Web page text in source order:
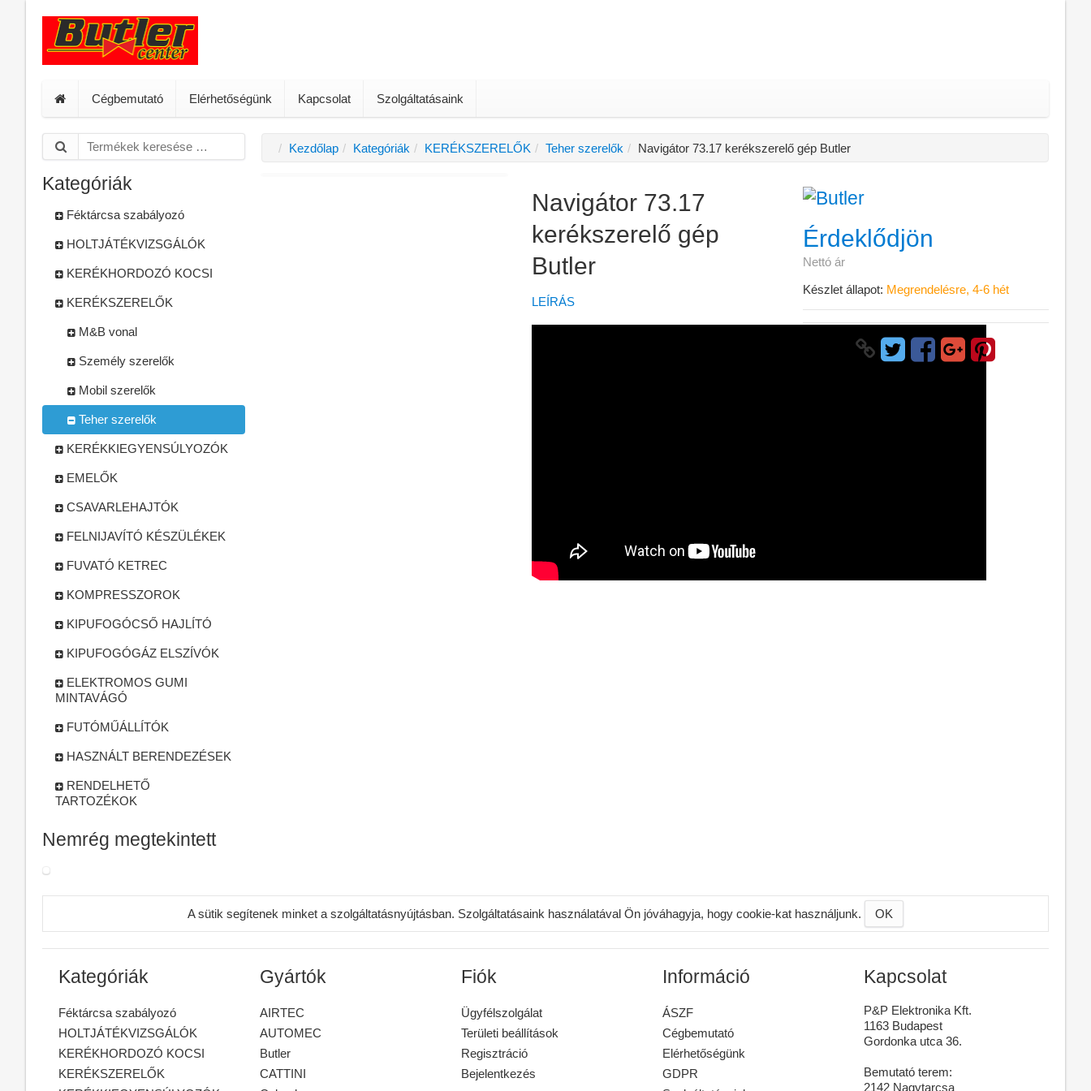
Cégbemutató Elérhetőségünk Kapcsolat Szolgáltatásaink
Kategóriák
Féktárcsa szabályozó
HOLTJÁTÉKVIZSGÁLÓK
KERÉKHORDOZÓ KOCSI
KERÉKSZERELŐK
M&B vonal
Személy szerelők
Mobil szerelők
Teher szerelők
KERÉKKIEGYENSÚLYOZÓK
EMELŐK
CSAVARLEHAJTÓK
FELNIJAVÍTÓ KÉSZÜLÉKEK
FUVATÓ KETREC
KOMPRESSZOROK
KIPUFOGÓCSŐ HAJLÍTÓ
KIPUFOGÓGÁZ ELSZÍVÓK
ELEKTROMOS GUMI
MINTAVÁGÓ
FUTÓMŰÁLLÍTÓK
HASZNÁLT BERENDEZÉSEK
RENDELHETŐ
TARTOZÉKOK
Nemrég megtekintett
Kezdőlap Kategóriák KERÉKSZERELŐK Teher szerelők Navigátor 73.17 kerékszerelő gép Butler
Navigátor 73.17
kerékszerelő gép
Butler
LEÍRÁS
Érdeklődjön
Nettó ár
Készlet állapot: Megrendelésre, 4-6 hét
A sütik segítenek minket a szolgáltatásnyújtásban. Szolgáltatásaink használatával Ön jóváhagyja, hogy cookie-kat használjunk. OK
Kategóriák
Féktárcsa szabályozó
HOLTJÁTÉKVIZSGÁLÓK
KERÉKHORDOZÓ KOCSI
KERÉKSZERELŐK
Gyártók
AIRTEC
AUTOMEC
Butler
CATTINI
Fiók
Ügyfélszolgálat
Területi beállítások
Regisztráció
Bejelentkezés
Információ
ÁSZF
Cégbemutató
Elérhetőségünk
GDPR
Kapcsolat
P&P Elektronika Kft.
1163 Budapest
Gordonka utca 36.
Bemutató terem:
2142 Nagytarcsa